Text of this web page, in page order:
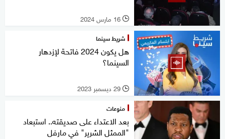
l 16 مارس 2024
شريط سينما
هل يكون 2024 فاتحة لإزدهار
السينما؟
l 29 ديسمبر 2023
منوعات
بعد الاعتداء على صديقته.. استبعاد
"الممثل الشرير" في مارفل